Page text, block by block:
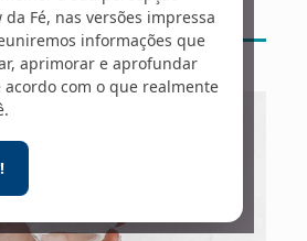
Fé, nas versões impressa
informações que
aprimorar e aprofundar
acordo com o que realmente